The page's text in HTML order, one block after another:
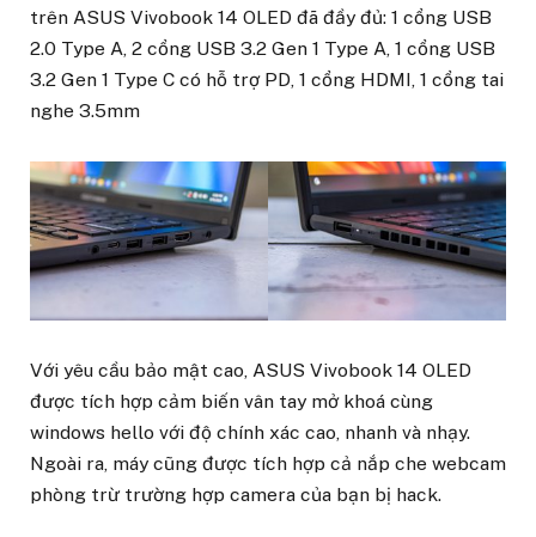
trên ASUS Vivobook 14 OLED đã đầy đủ: 1 cổng USB
2.0 Type A, 2 cổng USB 3.2 Gen 1 Type A, 1 cổng USB
3.2 Gen 1 Type C có hỗ trợ PD, 1 cổng HDMI, 1 cổng tai
nghe 3.5mm
Với yêu cầu bảo mật cao, ASUS Vivobook 14 OLED
được tích hợp cảm biến vân tay mở khoá cùng
windows hello với độ chính xác cao, nhanh và nhạy.
Ngoài ra, máy cũng được tích hợp cả nắp che webcam
phòng trừ trường hợp camera của bạn bị hack.